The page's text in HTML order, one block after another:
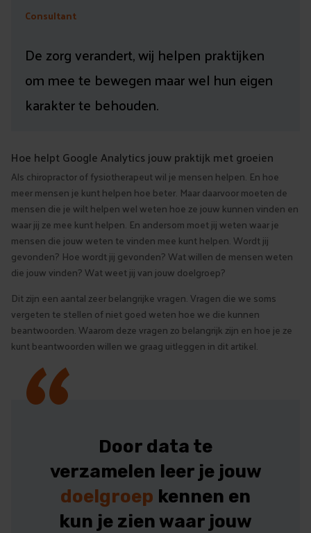
Consultant
De zorg verandert, wij helpen praktijken
om mee te bewegen maar wel hun eigen
karakter te behouden.
Hoe helpt Google Analytics jouw praktijk met groeien
Als chiropractor of fysiotherapeut wil je mensen helpen. En hoe
meer mensen je kunt helpen hoe beter. Maar daarvoor moeten de
mensen die je wilt helpen wel weten hoe ze jouw kunnen vinden en
waar jij ze mee kunt helpen. En andersom moet jij weten waar je
mensen die jouw weten te vinden mee kunt helpen. Wordt jij
gevonden? Hoe wordt jij gevonden? Wat willen de mensen weten
die jouw vinden? Wat weet jij van jouw doelgroep?
Dit zijn een aantal zeer belangrijke vragen. Vragen die we soms
vergeten te stellen of niet goed weten hoe we die kunnen
beantwoorden. Waarom deze vragen zo belangrijk zijn en hoe je ze
kunt beantwoorden willen we graag uitleggen in dit artikel.
“
Door data te
verzamelen leer je jouw
doelgroep kennen en
kun je zien waar jouw